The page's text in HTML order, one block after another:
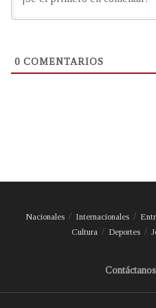
0 COMENTARIOS
Nacionales Internacionales
Cultura
Deportes